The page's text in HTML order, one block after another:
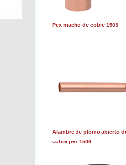
Pex macho de cobre 1503
Alambre de plomo abierto
cobre pex 1506